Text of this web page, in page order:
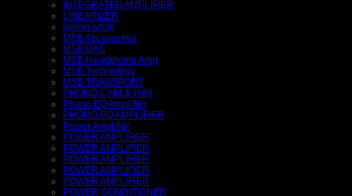
INTEGRATED AMPLIFIER
LINEARIZER
lumen white
MSB Accessories
MSB DAC
MSB Headphone Amp
MSB Technology
MSB TRANSPORT
PHONO CABLE (G6)
Phono EQ Amplifier
PHONO EQ AMPLIFIER
Power Amplifier
POWER AMPLIFIER
POWER AMPLIFIER
POWER AMPLIFIER
POWER AMPLIFIER
POWER AMPLIFIER
POWER CONDITIONER